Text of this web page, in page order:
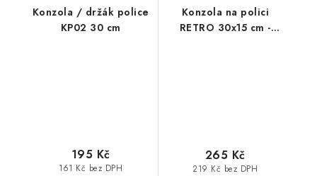
Konzola / držák police
KP02 30 cm
161 Kč bez DPH
195 Kč
Konzola na polici
RETRO 30x15 cm -
219 Kč bez DPH
265 Kč